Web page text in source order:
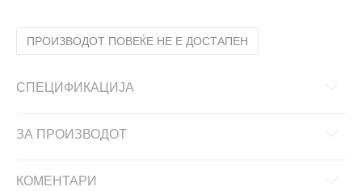
ПРОИЗВОДОТ ПОВЕЌЕ НЕ Е ДОСТАПЕН
СПЕЦИФИКАЦИЈА
ЗА ПРОИЗВОДОТ
КОМЕНТАРИ